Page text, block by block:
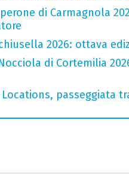
di Carmagnola
2026: ottava
di Cortemilia
passeggiata